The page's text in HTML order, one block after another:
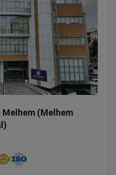
Melhem (Melhem